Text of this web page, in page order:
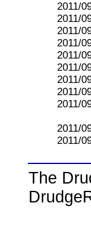
2011/
2011/
2011/
2011/
2011/
2011/
2011/
2011/
2011/
2011/
2011/
The